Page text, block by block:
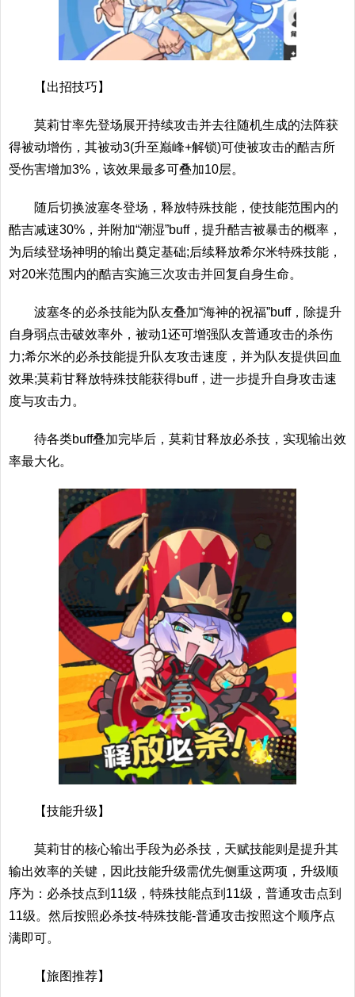
【出招技巧】
莫莉甘率先登场展开持续攻击并去往随机生成的法阵获
得被动增伤，其被动3(升至巅峰+解锁)可使被攻击的酷吉所
受伤害增加3%，该效果最多可叠加10层。
随后切换波塞冬登场，释放特殊技能，使技能范围内的
酷吉减速30%，并附加“潮湿”buff，提升酷吉被暴击的概率，
为后续登场神明的输出奠定基础;后续释放希尔米特殊技能，
对20米范围内的酷吉实施三次攻击并回复自身生命。
波塞冬的必杀技能为队友叠加“海神的祝福”buff，除提升
自身弱点击破效率外，被动1还可增强队友普通攻击的杀伤
力;希尔米的必杀技能提升队友攻击速度，并为队友提供回血
效果;莫莉甘释放特殊技能获得buff，进一步提升自身攻击速
度与攻击力。
待各类buff叠加完毕后，莫莉甘释放必杀技，实现输出效
率最大化。
【技能升级】
莫莉甘的核心输出手段为必杀技，天赋技能则是提升其
输出效率的关键，因此技能升级需优先侧重这两项，升级顺
序为：必杀技点到11级，特殊技能点到11级，普通攻击点到
11级。然后按照必杀技-特殊技能-普通攻击按照这个顺序点
满即可。
【旅图推荐】